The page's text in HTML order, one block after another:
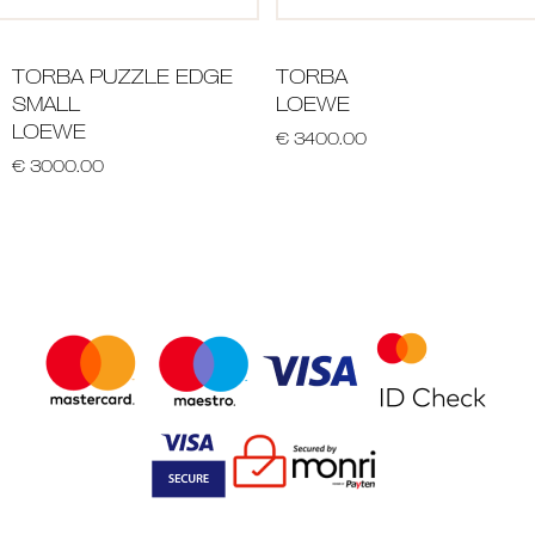
TORBA PUZZLE EDGE
SMALL
LOEWE
€ 3000.00
TORBA
LOEWE
€ 3400.00